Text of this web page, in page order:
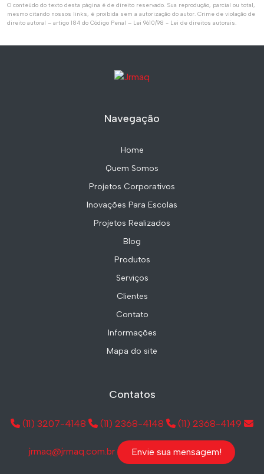
O conteúdo do texto desta página é de direito reservado. Sua reprodução, parcial ou total,
mesmo citando nossos links, é proibida sem a autorização do autor. Crime de violação de
direito autoral – artigo 184 do Código Penal – Lei 9610/98 - Lei de direitos autorais.
Navegação
Home
Quem Somos
Projetos Corporativos
Inovações Para Escolas
Projetos Realizados
Blog
Produtos
Serviços
Clientes
Contato
Informações
Mapa do site
Contatos
(11) 3207-4148 (11) 2368-4148 (11) 2368-4149
jrmaq@jrmaq.com.br Envie sua mensagem!